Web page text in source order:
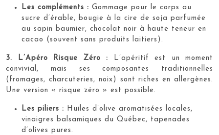
Les compléments : Gommage pour le corps au
sucre d’érable, bougie à la cire de soja parfumée
au sapin baumier, chocolat noir à haute teneur en
cacao (souvent sans produits laitiers).
3. L’Apéro Risque Zéro : L’apéritif est un moment
convivial, mais ses composantes traditionnelles
(fromages, charcuteries, noix) sont riches en allergènes.
Une version « risque zéro » est possible.
Les piliers : Huiles d’olive aromatisées locales,
vinaigres balsamiques du Québec, tapenades
d’olives pures.